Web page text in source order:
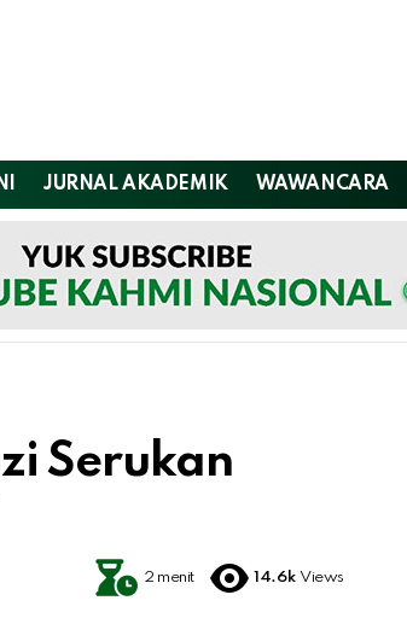
JURNAL AKADEMIK WAWANCARA
Serukan
2 menit 14.6k Views